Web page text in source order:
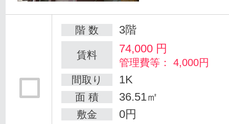
階 数 3階
賃料 74,000 円
管理費等： 4,000円
間取り
1K
面 積 36.51㎡
敷金 0円